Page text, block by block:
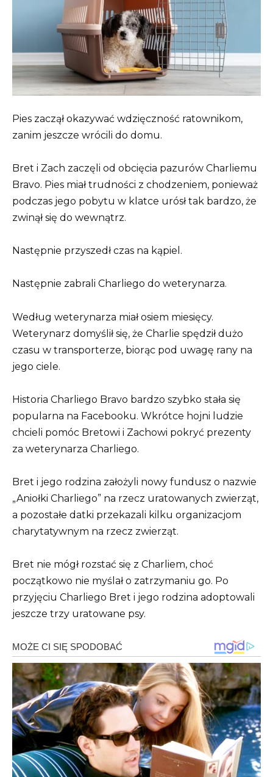
Pies zaczął okazywać wdzięczność ratownikom,
zanim jeszcze wrócili do domu.
Bret i Zach zaczęli od obcięcia pazurów Charliemu
Bravo. Pies miał trudności z chodzeniem, ponieważ
podczas jego pobytu w klatce urósł tak bardzo, że
zwinął się do wewnątrz.
Następnie przyszedł czas na kąpiel.
Następnie zabrali Charliego do weterynarza.
Według weterynarza miał osiem miesięcy.
Weterynarz domyślił się, że Charlie spędził dużo
czasu w transporterze, biorąc pod uwagę rany na
jego ciele.
Historia Charliego Bravo bardzo szybko stała się
popularna na Facebooku. Wkrótce hojni ludzie
chcieli pomóc Bretowi i Zachowi pokryć prezenty
za weterynarza Charliego.
Bret i jego rodzina założyli nowy fundusz o nazwie
„Aniołki Charliego” na rzecz uratowanych zwierząt,
a pozostałe datki przekazali kilku organizacjom
charytatywnym na rzecz zwierząt.
Bret nie mógł rozstać się z Charliem, choć
początkowo nie myślał o zatrzymaniu go. Po
przyjęciu Charliego Bret i jego rodzina adoptowali
jeszcze trzy uratowane psy.